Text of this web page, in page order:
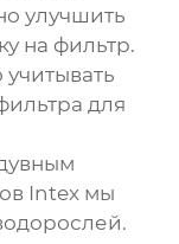
улучшить
на фильтр.
учитывать
для
Intex мы